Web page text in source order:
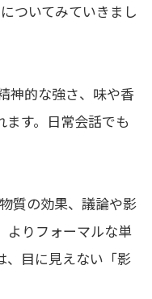
ついてみていきまし
神的な強さ、味や香
ます。日常会話でも
質の効果、議論や影
よりフォーマルな単
、目に見えない「影